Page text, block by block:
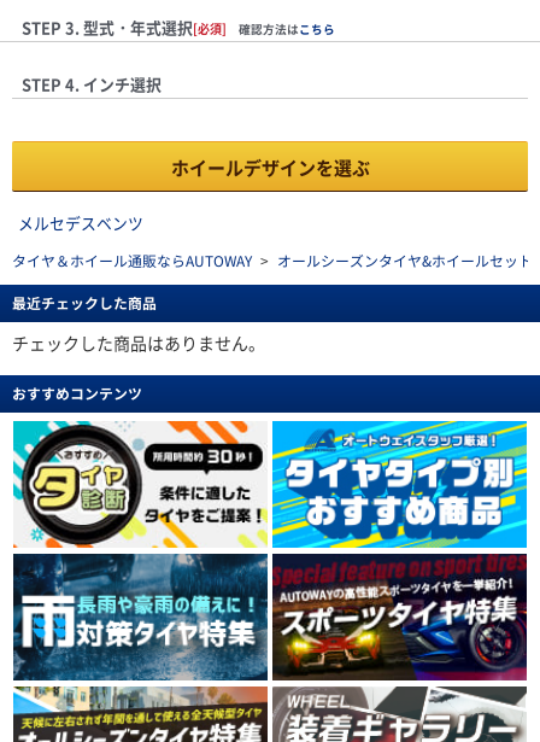
STEP 3. 型式・年式選択[必須] 確認方法はこちら
STEP 4. インチ選択
ホイールデザインを選ぶ
メルセデスベンツ
タイヤ＆ホイール通販ならAUTOWAY > オールシーズンタイヤ&ホイールセッ
最近チェックした商品
チェックした商品はありません。
おすすめコンテンツ